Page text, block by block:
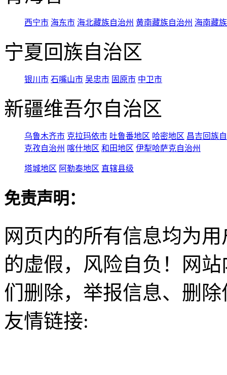
西宁市 海东市 海北藏族自治州 黄南藏族自治州 海南藏
宁夏回族自治区
银川市 石嘴山市 吴忠市 固原市 中卫市
新疆维吾尔自治区
乌鲁木齐市 克拉玛依市 吐鲁番地区 哈密地区 昌吉回族
克孜自治州 喀什地区 和田地区 伊犁哈萨克自治州
塔城地区 阿勒泰地区 直辖县级
免责声明：
网页内的所有信息均为
的虚假，风险自负！网
们删除，举报信息、删
友情链接: